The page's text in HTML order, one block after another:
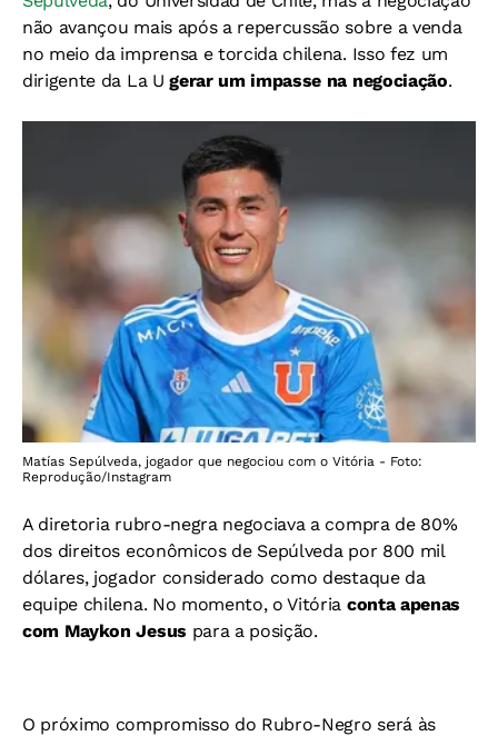
não avançou mais após a repercussão sobre a venda
no meio da imprensa e torcida chilena. Isso fez um
dirigente da La Ugerar um impasse na negociação.
Matías Sepúlveda, jogador que negociou com o Vitória - Foto:
Reprodução/Instagram
A diretoria rubro-negra negociava a compra de 80%
dos direitos econômicos de Sepúlveda por 800 mil
dólares, jogador considerado como destaque da
equipe chilena. No momento, o Vitória conta apenas
com Maykon Jesus para a posição.
O próximo compromisso do Rubro-Negro será às